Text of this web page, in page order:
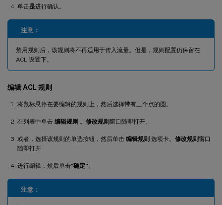
单击是进行确认。
注意：
禁用规则后，该规则将不再适用于传入流量。但是，规则配置仍保留在
ACL 设置下。
编辑 ACL 规则
将鼠标悬停在要编辑的规则上，然后选择带有三个点的圆。
在列表中单击 编辑规则 。 修改规则 窗口随即打开。
或者，选择该规则的单选按钮，然后单击 编辑规则 选项卡。 修改规则 窗口
随即打开
进行编辑，然后单击“确定”。
注意：